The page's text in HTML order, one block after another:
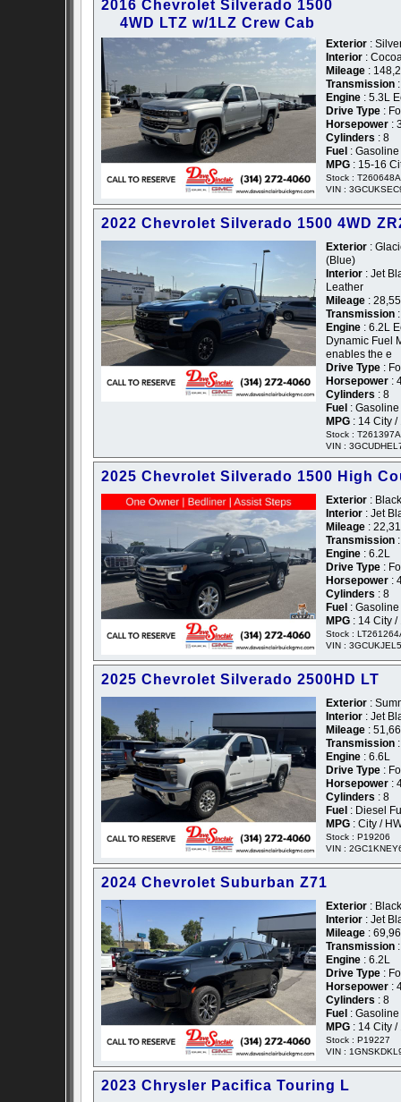
2016 Chevrolet Silverado 1500
4WD LTZ w/1LZ Crew Cab
Exterior :
Interior :
Mileage :
Transmission
Engine : 5.3L
Drive Type :
Horsepower :
Cylinders : 8
Fuel : Gasoline
MPG : 15-16
Stock : T260648A
VIN :
2022 Chevrolet Silverado 1500 4WD
Exterior :
(Blue)
Interior : Jet
Leather
Mileage :
Transmission
Engine : 6.2L
Dynamic Fuel
enables the e
Drive Type :
Horsepower :
Cylinders : 8
Fuel : Gasoline
MPG : 14 City /
Stock : T261397A
VIN :
2025 Chevrolet Silverado 1500 High
Exterior :
Interior : Jet
Mileage :
Transmission
Engine : 6.2L
Drive Type :
Horsepower :
Cylinders : 8
Fuel : Gasoline
MPG : 14 City /
Stock :
VIN :
2025 Chevrolet Silverado 2500HD LT
Exterior :
Interior : Jet
Mileage :
Transmission
Engine : 6.6L
Drive Type :
Horsepower :
Cylinders : 8
Fuel : Diesel
MPG : City /
Stock : P19206
VIN :
2024 Chevrolet Suburban Z71
Exterior :
Interior : Jet
Mileage :
Transmission
Engine : 6.2L
Drive Type :
Horsepower :
Cylinders : 8
Fuel : Gasoline
MPG : 14 City /
Stock : P19227
VIN :
2023 Chrysler Pacifica Touring L